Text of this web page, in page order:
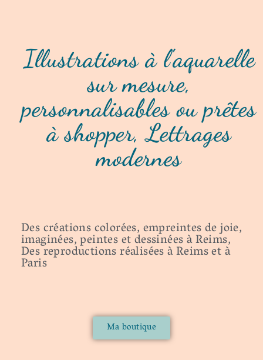
Illustrations à l'aquarelle
sur mesure,
personnalisables ou prêtes
à shopper, Lettrages
modernes
Des créations colorées, empreintes de joie,
imaginées, peintes et dessinées à Reims,
Des reproductions réalisées à Reims et à
Paris
Ma boutique